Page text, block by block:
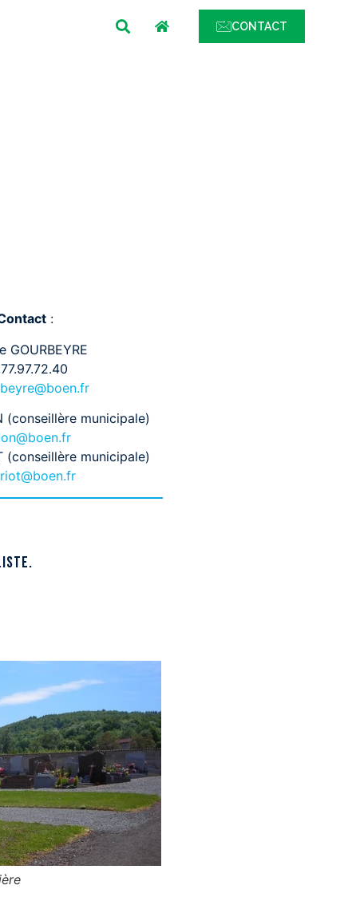
CONTACT
:
GOURBEYRE
(conseillère municipale)
(conseillère municipale)